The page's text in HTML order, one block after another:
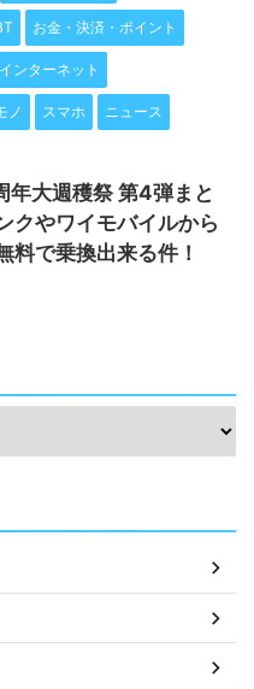
お金・決済・ポイント
インターネット
ノ スマホ ニュース
年大週穫祭 第4弾まと
クやワイモバイルから
料で乗換出来る件！